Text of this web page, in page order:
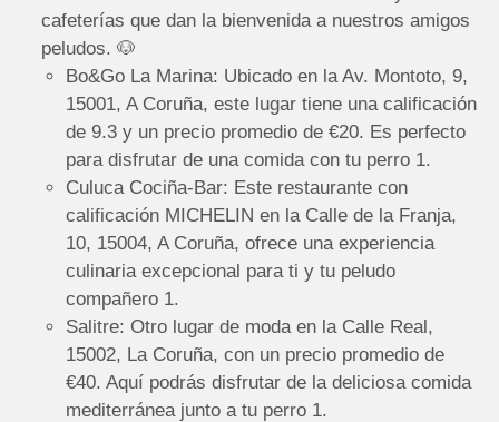
cafeterías que dan la bienvenida a nuestros amigos
peludos. 🐶
Bo&Go La Marina: Ubicado en la Av. Montoto, 9,
15001, A Coruña, este lugar tiene una calificación
de 9.3 y un precio promedio de €20. Es perfecto
para disfrutar de una comida con tu perro 1.
Culuca Cociña-Bar: Este restaurante con
calificación MICHELIN en la Calle de la Franja,
10, 15004, A Coruña, ofrece una experiencia
culinaria excepcional para ti y tu peludo
compañero 1.
Salitre: Otro lugar de moda en la Calle Real,
15002, La Coruña, con un precio promedio de
€40. Aquí podrás disfrutar de la deliciosa comida
mediterránea junto a tu perro 1.